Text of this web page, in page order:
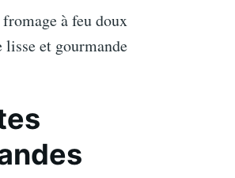
à feu doux
lisse et gourmande